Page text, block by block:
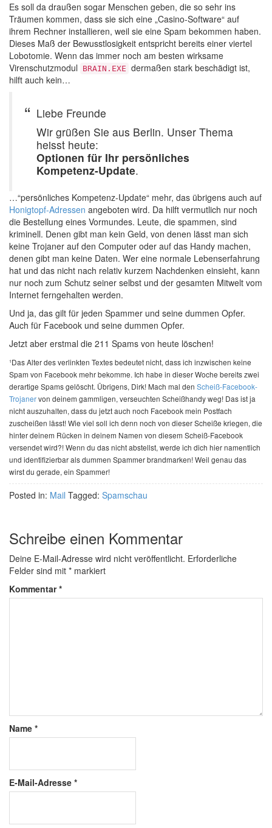
Es soll da draußen sogar Menschen geben, die so sehr ins
Träumen kommen, dass sie sich eine „Casino-Software“ auf
ihrem Rechner installieren, weil sie eine Spam bekommen haben.
Dieses Maß der Bewusstlosigkeit entspricht bereits einer viertel
Lobotomie. Wenn das immer noch am besten wirksame
Virenschutzmodul
BRAIN.EXE dermaßen stark beschädigt ist,
hilft auch kein…
Liebe Freunde
Wir grüßen Sie aus Berlin. Unser Thema
heisst heute:
Optionen für Ihr persönliches
Kompetenz-Update.
…“persönliches Kompetenz-Update“ mehr, das übrigens auch auf
Honigtopf-Adressen angeboten wird. Da hilft vermutlich nur noch
die Bestellung eines Vormundes. Leute, die spammen, sind
kriminell. Denen gibt man kein Geld, von denen lässt man sich
keine Trojaner auf den Computer oder auf das Handy machen,
denen gibt man keine Daten. Wer eine normale Lebenserfahrung
hat und das nicht nach relativ kurzem Nachdenken einsieht, kann
nur noch zum Schutz seiner selbst und der gesamten Mitwelt vom
Internet ferngehalten werden.
Und ja, das gilt für jeden Spammer und seine dummen Opfer.
Auch für Facebook und seine dummen Opfer.
Jetzt aber erstmal die 211 Spams von heute löschen!
¹Das Alter des verlinkten Textes bedeutet nicht, dass ich inzwischen keine
Spam von Facebook mehr bekomme. Ich habe in dieser Woche bereits zwei
derartige Spams gelöscht. Übrigens, Dirk! Mach mal den Scheiß-Facebook-
Trojanervon deinem gammligen, verseuchten Scheißhandy weg! Das ist ja
nicht auszuhalten, dass du jetzt auch noch Facebook mein Postfach
zuscheißen lässt! Wie viel soll ich denn noch von dieser Scheiße kriegen, die
hinter deinem Rücken in deinem Namen von diesem Scheiß-Facebook
versendet wird?! Wenn du das nicht abstellst, werde ich dich hier namentlich
und identifizierbar als dummen Spammer brandmarken! Weil genau das
wirst du gerade, ein Spammer!
Posted in: Mail Tagged: Spamschau
Schreibe einen Kommentar
Deine E-Mail-Adresse wird nicht veröffentlicht. Erforderliche
Felder sind mit * markiert
Kommentar*
Name *
E-Mail-Adresse *